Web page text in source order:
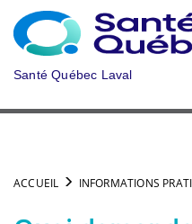
Aller au menu principal
Santé Québec Laval
ACCUEIL INFORMATIONS